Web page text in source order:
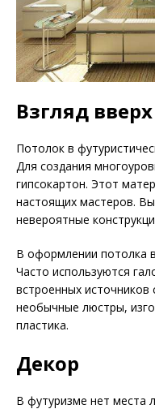
Взгляд вверх
Потолок в
Для создания
гипсокартон. Этот
настоящих мастеров.
невероятные
В оформлении потолка
Часто используются
встроенных источников
необычные люстры,
пластика.
Декор
В футуризме нет места